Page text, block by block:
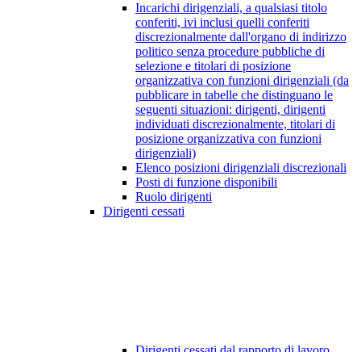
Incarichi dirigenziali, a qualsiasi titolo
conferiti, ivi inclusi quelli conferiti
discrezionalmente dall'organo di indirizzo
politico senza procedure pubbliche di
selezione e titolari di posizione
organizzativa con funzioni dirigenziali (da
pubblicare in tabelle che distinguano le
seguenti situazioni: dirigenti, dirigenti
individuati discrezionalmente, titolari di
posizione organizzativa con funzioni
dirigenziali)
Elenco posizioni dirigenziali discrezionali
Posti di funzione disponibili
Ruolo dirigenti
Dirigenti cessati